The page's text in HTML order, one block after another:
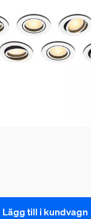
Lägg till i kundvagn